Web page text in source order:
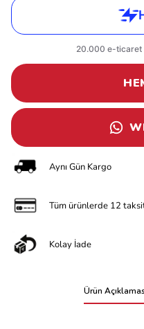
Aynı Gün Kargo
Tüm ürünlerde 12
Kolay İade
Ürün